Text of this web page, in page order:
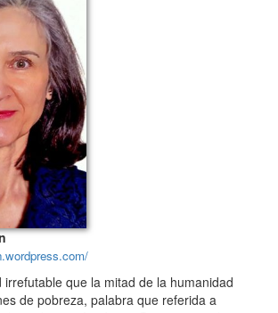
que la mitad de la humanidad
de pobreza, palabra que referida a